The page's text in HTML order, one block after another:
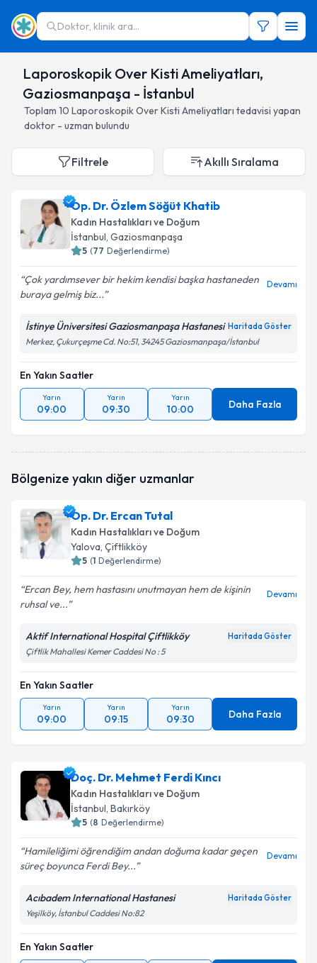
Doktor, klinik ara...
Laporoskopik Over Kisti Ameliyatları,
Gaziosmanpaşa - İstanbul
Toplam 10 Laporoskopik Over Kisti Ameliyatları tedavisi yapan
doktor - uzman bulundu
Filtrele Akıllı Sıralama
Op. Dr. Özlem Söğüt Khatib
Kadın Hastalıkları ve Doğum
İstanbul, Gaziosmanpaşa
5 (77 Değerlendirme)
Çok yardımsever bir hekim kendisi başka hastaneden
buraya gelmiş biz...
Devamı
İstinye Üniversitesi Gaziosmanpaşa Hastanesi Haritada Göster
Merkez, Çukurçeşme Cd. No:51, 34245 Gaziosmanpaşa/İstanbul
En Yakın Saatler
Yarın
09:00
Yarın
09:30
Yarın
10:00 Daha Fazla
Bölgenize yakın diğer uzmanlar
Op. Dr. Ercan Tutal
Kadın Hastalıkları ve Doğum
Yalova, Çiftlikköy
5 (1 Değerlendirme)
Ercan Bey, hem hastasını unutmayan hem de kişinin
ruhsal ve...
Devamı
Aktif International Hospital Çiftlikköy Haritada Göster
Çiftlik Mahallesi Kemer Caddesi No : 5
En Yakın Saatler
Yarın
09:00
Yarın
09:15
Yarın
09:30 Daha Fazla
Doç. Dr. Mehmet Ferdi Kıncı
Kadın Hastalıkları ve Doğum
İstanbul, Bakırköy
5 (8 Değerlendirme)
Hamileliğimi öğrendiğim andan doğuma kadar geçen
süreç boyunca Ferdi Bey...
Devamı
Acıbadem International Hastanesi Haritada Göster
Yeşilköy, İstanbul Caddesi No:82
En Yakın Saatler